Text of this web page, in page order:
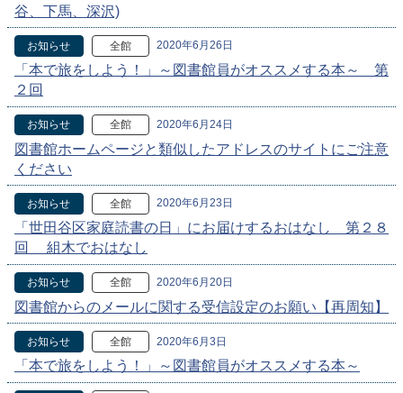
谷、下馬、深沢)
お知らせ 全館 2020年6月26日
「本で旅をしよう！」～図書館員がオススメする本～ 第
２回
お知らせ 全館 2020年6月24日
図書館ホームページと類似したアドレスのサイトにご注意
ください
お知らせ 全館 2020年6月23日
「世田谷区家庭読書の日」にお届けするおはなし 第２８
回 組木でおはなし
お知らせ 全館 2020年6月20日
図書館からのメールに関する受信設定のお願い【再周知】
お知らせ 全館 2020年6月3日
「本で旅をしよう！」～図書館員がオススメする本～